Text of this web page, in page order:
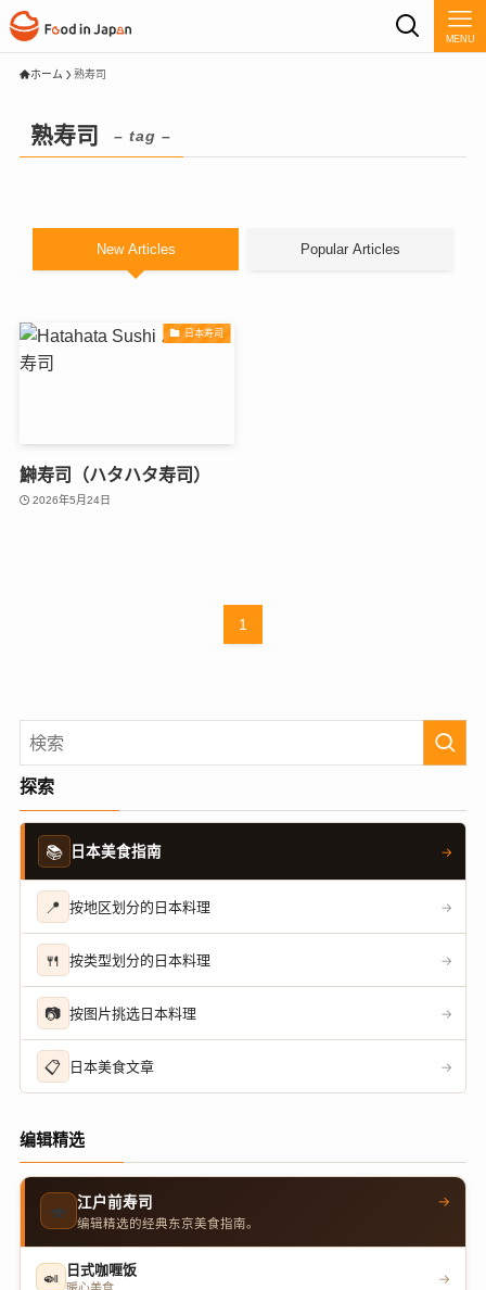
MENU
ホーム 熟寿司
熟寿司 – tag –
New Articles Popular Articles
日本寿司
鰰寿司（ハタハタ寿司）
2026年5月24日
1
探索
📚 日本美食指南 →
📍 按地区划分的日本料理 →
🍴 按类型划分的日本料理 →
📷 按图片挑选日本料理 →
📋 日本美食文章 →
编辑精选
🍣 江户前寿司
编辑精选的经典东京美食指南。
→
🍛 日式咖喱饭 →